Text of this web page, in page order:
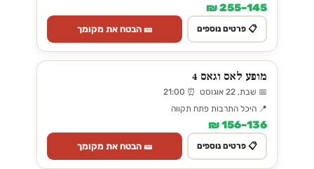
145–255 ₪
📋 פרטים נוספים 🎫 הבטח את מקומך
מופע לאס וגאס 4
📅 שבת, 22 אוגוסט ⏰ 21:00
📍 היכל התרבות פתח תקווה
136–156 ₪
📋 פרטים נוספים 🎫 הבטח את מקומך